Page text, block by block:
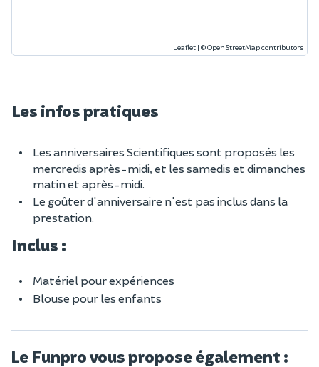
Leaflet | ©OpenStreetMapcontributors
Les infos pratiques
Les anniversaires Scientifiques sont proposés les
mercredis après-midi, et les samedis et dimanches
matin et après-midi.
Le goûter d'anniversaire n'est pas inclus dans la
prestation.
Inclus :
Matériel pour expériences
Blouse pour les enfants
Le Funpro vous propose également :